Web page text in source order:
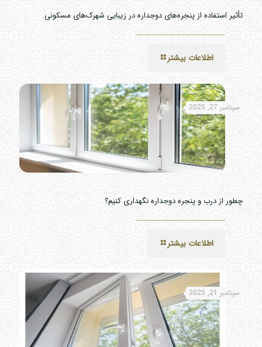
تأثیر استفاده از پنجره‌های دوجداره در زیبایی شهرک‌های مسکونی
اطلاعات بیشتر
سپتامبر 27, 2025
چطور از درب و پنجره دوجداره نگهداری کنیم؟
اطلاعات بیشتر
سپتامبر 21, 2025